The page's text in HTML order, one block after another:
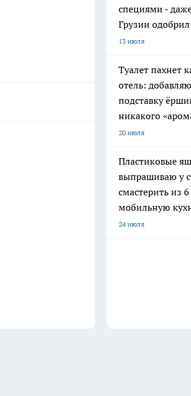
специями -
Грузии одобрил
13 июля
Туалет пахнет
отель:
подставку
никакого
20 июля
Пластиковые
выпрашиваю у
смастерить из
мобильную
24 июля